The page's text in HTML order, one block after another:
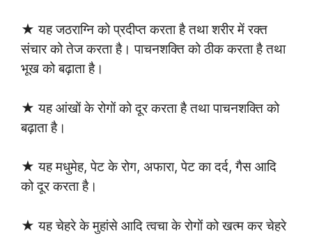
★ यह जठराग्नि को प्रदीप्त करता है तथा शरीर में रक्त
संचार को तेज करता है। पाचनशक्ति को ठीक करता है तथा
भूख को बढ़ाता है।
★ यह आंखों के रोगों को दूर करता है तथा पाचनशक्ति को
बढ़ाता है।
★ यह मधुमेह, पेट के रोग, अफारा, पेट का दर्द, गैस आदि
को दूर करता है।
★ यह चेहरे के मुहांसे आदि त्वचा के रोगों को खत्म कर चेहरे